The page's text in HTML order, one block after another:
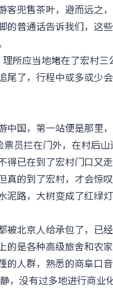
客兜售茶叶，避而远之
的普通话告诉我们，这
所应当地堵在了宏村三
尾了，行程中或多或少
中国，第一站便是那里
员拦在门外，在村后山
得已在到了宏村门口又走
的到了宏村，才会惊
泥路，大树变成了红绿
被北京人给承包了，已
的是各种高级旅舍和农家
的人群，熟悉的商阜口
，没有过多地进行商业